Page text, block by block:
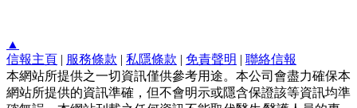
▲
信報主頁 | 服務條款 | 私隱條款 | 免責聲明 | 聯絡信報
本網站所提供之一切資訊僅供參考用途。本公司會盡力確保本
網站所提供的資訊準確，但不會明示或隱含保證該等資訊均準